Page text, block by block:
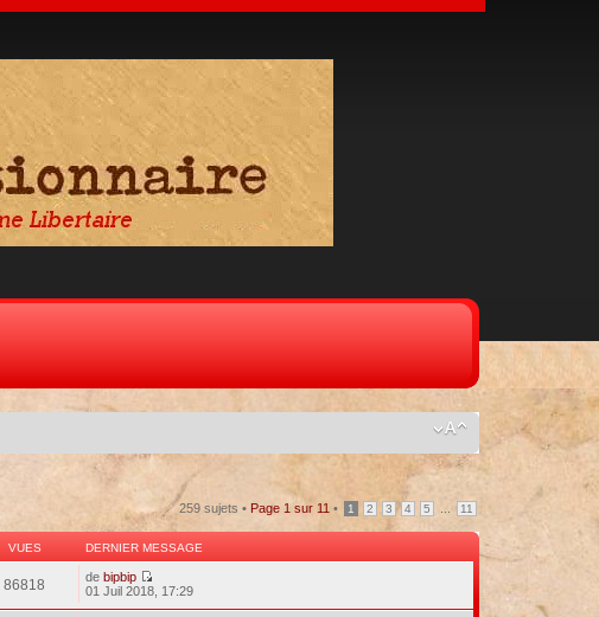
259 sujets • Page 1 sur 11 • 1 2 3 4 5 11
VUES DERNIER MESSAGE
86818 debipbip
01 Juil 2018, 17:29